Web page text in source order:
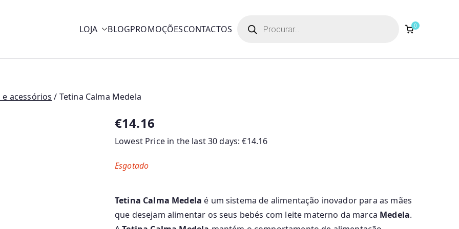
LOJA BLOGPROMOÇÕESCONTACTOS search 0
e acessórios / Tetina Calma Medela
€14.16
Lowest Price in the last 30 days:€14.16
Tetina Calma Medela é um sistema de alimentação inovador para as mães
que desejam alimentar os seus bebés com leite materno da marca Medela.
Esgotado